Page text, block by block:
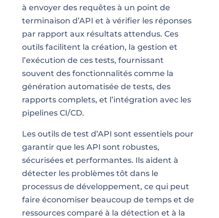
à envoyer des requêtes à un point de
terminaison d’API et à vérifier les réponses
par rapport aux résultats attendus. Ces
outils facilitent la création, la gestion et
l’exécution de ces tests, fournissant
souvent des fonctionnalités comme la
génération automatisée de tests, des
rapports complets, et l’intégration avec les
pipelines CI/CD.
Les outils de test d’API sont essentiels pour
garantir que les API sont robustes,
sécurisées et performantes. Ils aident à
détecter les problèmes tôt dans le
processus de développement, ce qui peut
faire économiser beaucoup de temps et de
ressources comparé à la détection et à la